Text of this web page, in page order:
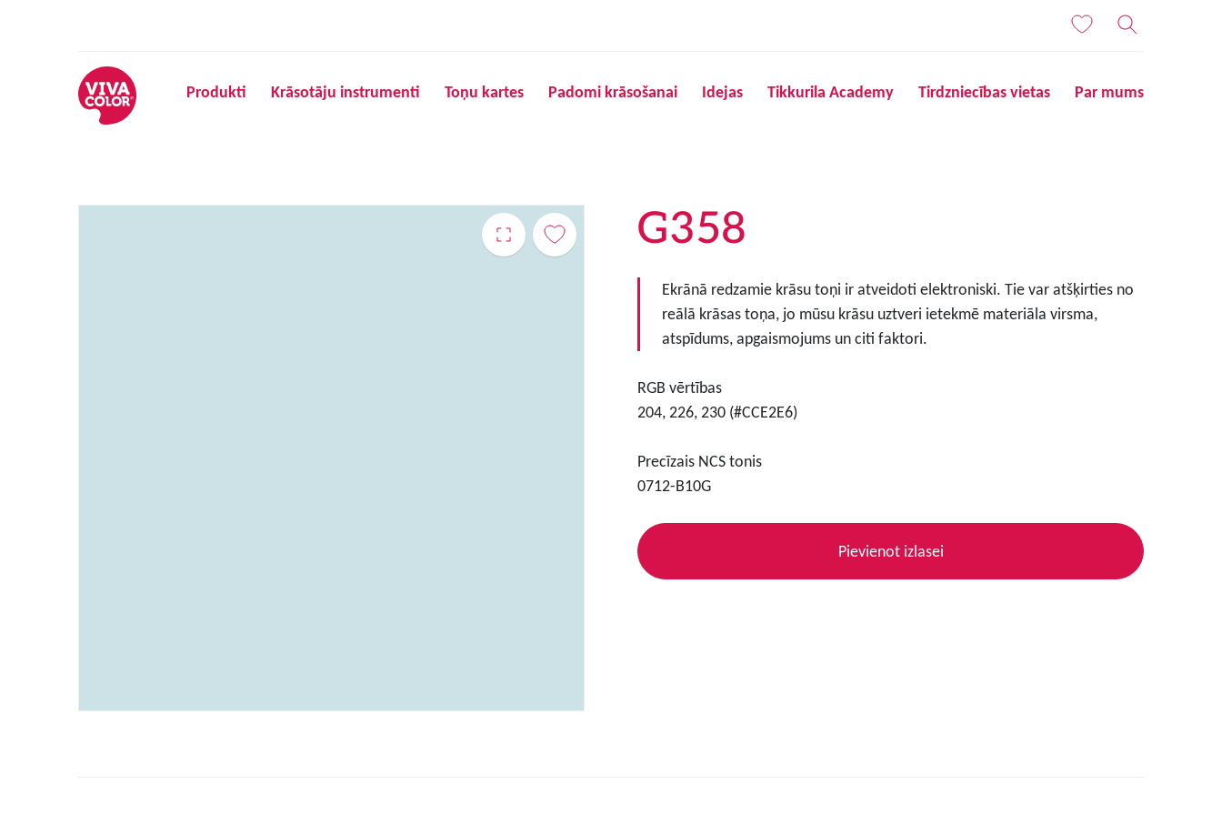
Produkti Krāsotāju instrumenti Toņu kartes Padomi krāsošanai Idejas Tikkurila Academy Tirdzniecības vietas Par mums
G358
Ekrānā redzamie krāsu toņi ir atveidoti elektroniski. Tie var atšķirties no
reālā krāsas toņa, jo mūsu krāsu uztveri ietekmē materiāla virsma,
atspīdums, apgaismojums un citi faktori.
RGB vērtības
204, 226, 230 (#CCE2E6)
Precīzais NCS tonis
0712-B10G
Pievienot izlasei